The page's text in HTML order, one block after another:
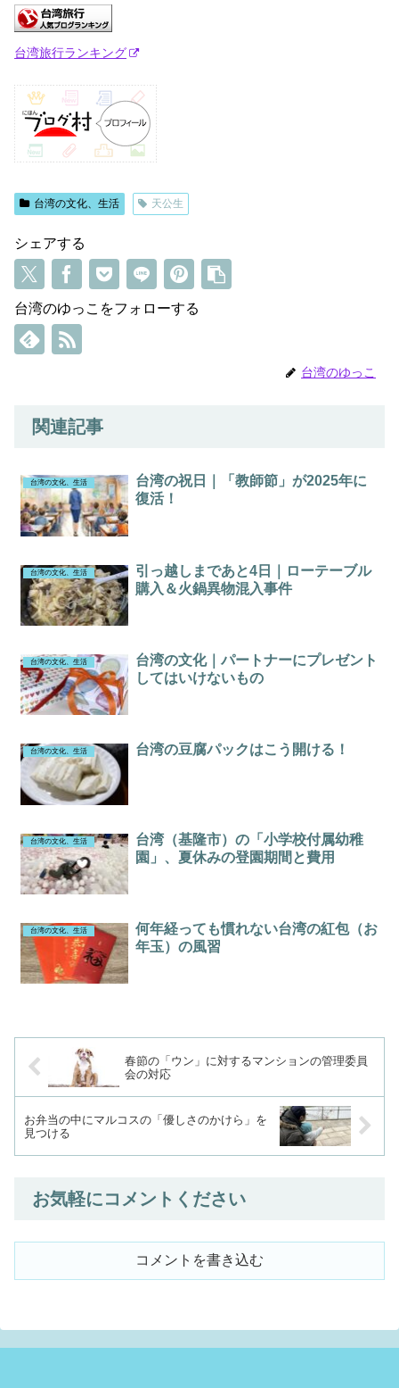
台湾旅行ランキング
台湾の文化、生活 天公生
シェアする
台湾のゆっこをフォローする
台湾のゆっこ
関連記事
台湾の文化、生活
台湾の祝日｜「教師節」が2025年に
復活！
台湾の文化、生活
引っ越しまであと4日｜ローテーブル
購入＆火鍋異物混入事件
台湾の文化、生活
台湾の文化｜パートナーにプレゼント
してはいけないもの
台湾の文化、生活 台湾の豆腐パックはこう開ける！
台湾の文化、生活
台湾（基隆市）の「小学校付属幼稚
園」、夏休みの登園期間と費用
台湾の文化、生活
何年経っても慣れない台湾の紅包（お
年玉）の風習
春節の「ウン」に対するマンションの管理委員
会の対応
お弁当の中にマルコスの「優しさのかけら」を
見つける
お気軽にコメントください
コメントを書き込む